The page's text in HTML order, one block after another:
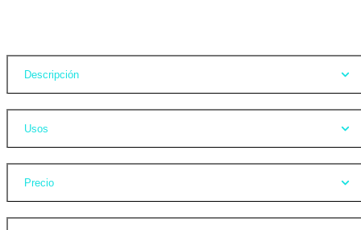
Descripción
Usos
Precio